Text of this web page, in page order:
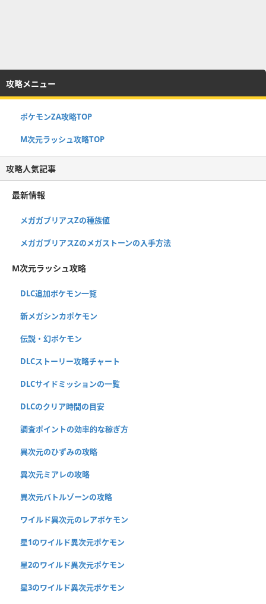
攻略メニュー
ポケモンZA攻略TOP
M次元ラッシュ攻略TOP
攻略人気記事
最新情報
メガガブリアスZの種族値
メガガブリアスZのメガストーンの入手方法
M次元ラッシュ攻略
DLC追加ポケモン一覧
新メガシンカポケモン
伝説・幻ポケモン
DLCストーリー攻略チャート
DLCサイドミッションの一覧
DLCのクリア時間の目安
調査ポイントの効率的な稼ぎ方
異次元のひずみの攻略
異次元ミアレの攻略
異次元バトルゾーンの攻略
ワイルド異次元のレアポケモン
星1のワイルド異次元ポケモン
星2のワイルド異次元ポケモン
星3のワイルド異次元ポケモン